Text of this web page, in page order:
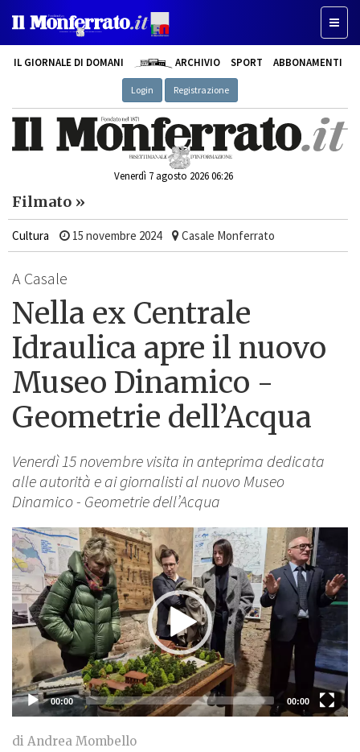
IL GIORNALE DI DOMANI ARCHIVIO SPORT ABBONAMENTI
Login Registrazione
Venerdì 7 agosto 2026 06:26
Filmato »
Cultura 15 novembre 2024 Casale Monferrato
A Casale
Nella ex Centrale
Idraulica apre il nuovo
Museo Dinamico -
Geometrie dell’Acqua
Venerdì 15 novembre visita in anteprima dedicata
alle autorità e ai giornalisti al nuovo Museo
Dinamico - Geometrie dell’Acqua
Lettore
Video
00:00 00:00
di Andrea Mombello